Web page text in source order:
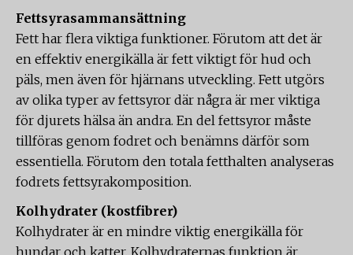
Fettsyrasammansättning
Fett har flera viktiga funktioner. Förutom att det är
en effektiv energikälla är fett viktigt för hud och
päls, men även för hjärnans utveckling. Fett utgörs
av olika typer av fettsyror där några är mer viktiga
för djurets hälsa än andra. En del fettsyror måste
tillföras genom fodret och benämns därför som
essentiella. Förutom den totala fetthalten analyseras
fodrets fettsyrakomposition.
Kolhydrater (kostfibrer)
Kolhydrater är en mindre viktig energikälla för
hundar och katter. Kolhydraternas funktion är